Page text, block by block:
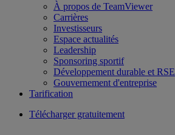
À propos de TeamViewer
Carrières
Investisseurs
Espace actualités
Leadership
Sponsoring sportif
Développement durable et RSE
Gouvernement d'entreprise
Tarification
Télécharger gratuitement